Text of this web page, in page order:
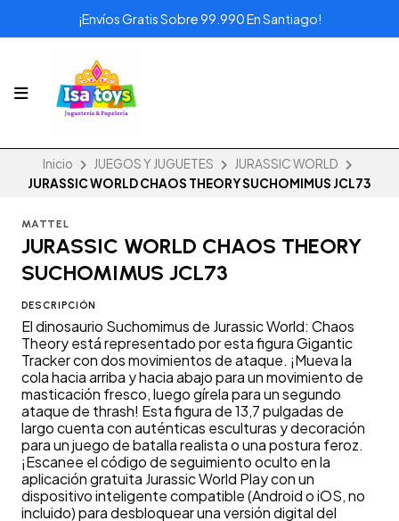
¡Envíos Gratis Sobre 99.990 En Santiago!
Inicio JUEGOS Y JUGUETES
JURASSIC WORLD
JURASSIC WORLD CHAOS THEORY SUCHOMIMUS JCL73
MATTEL
JURASSIC WORLD CHAOS THEORY
SUCHOMIMUS JCL73
DESCRIPCIÓN
El dinosaurio Suchomimus de Jurassic World: Chaos
Theory está representado por esta figura Gigantic
Tracker con dos movimientos de ataque. ¡Mueva la
cola hacia arriba y hacia abajo para un movimiento de
masticación fresco, luego gírela para un segundo
ataque de thrash! Esta figura de 13,7 pulgadas de
largo cuenta con auténticas esculturas y decoración
para un juego de batalla realista o una postura feroz.
¡Escanee el código de seguimiento oculto en la
aplicación gratuita Jurassic World Play con un
dispositivo inteligente compatible (Android o iOS, no
incluido) para desbloquear una versión digital del